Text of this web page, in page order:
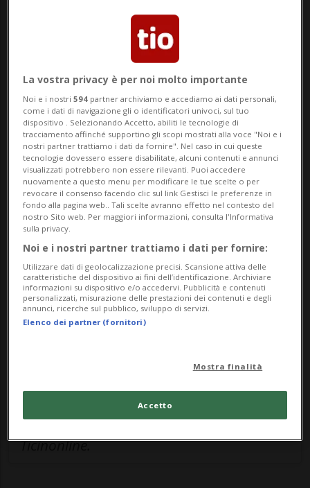
NEW YORK / LONDRA - Lavoro da casa? In
molti hanno deciso di renderlo «lavoro da
resort», godendosi il clima e la tranquillità
tipici delle ferie in attesa dell'arrivo del
vaccino. È un trend piuttosto presente tra
manager e...
🔐 Sblocca il nostro archivio
esclusivo!
Sottoscrivi un abbonamentoArchivioper
leggere questo articolo, oppure scegli
MyTioAboper accedere all'archivio e
navigare su sito e app senza pubblicità.
Entra nelcanale WhatsAppdi
Ticinonline.
La vostra privacy è per noi molto importante
Noi e i nostri594 partner archiviamo e accediamo ai dati personali,
come i dati di navigazione gli o identificatori univoci, sul tuo
dispositivo . Selezionando Accetto, abiliti le tecnologie di
tracciamento affinché supportino gli scopi mostrati alla voce "Noi e i
nostri partner trattiamo i dati da fornire". Nel caso in cui queste
tecnologie dovessero essere disabilitate, alcuni contenuti e annunci
visualizzati potrebbero non essere rilevanti. Puoi accedere
nuovamente a questo menu per modificare le tue scelte o per
revocare il consenso facendo clic sul link Gestisci le preferenze in
fondo alla pagina web.. Tali scelte avranno effetto nel contesto del
nostro Sito web. Per maggiori informazioni, consulta l'Informativa
sulla privacy.
Noi e i nostri partner trattiamo i dati per fornire:
Utilizzare dati di geolocalizzazione precisi. Scansione attiva delle
caratteristiche del dispositivo ai fini dell’identificazione. Archiviare
informazioni su dispositivo e/o accedervi. Pubblicità e contenuti
personalizzati, misurazione delle prestazioni dei contenuti e degli
annunci, ricerche sul pubblico, sviluppo di servizi.
Elenco dei partner (fornitori)
Mostra finalità
Accetto